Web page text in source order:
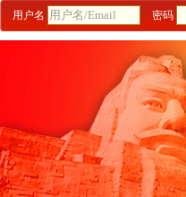
用户名 密码